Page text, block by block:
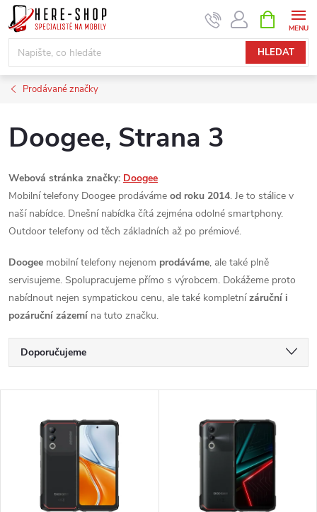
Přejít
na
obsah
HLEDAT
NÁKUPNÍ
KOŠÍK
Prodávané značky
Doogee, Strana 3
Webová stránka značky: Doogee
Mobilní telefony Doogee prodáváme od roku 2014. Je to stálice v
naší nabídce. Dnešní nabídka čítá zejména odolné smartphony.
Outdoor telefony od těch základních až po prémiové.
Doogee mobilní telefony nejenom prodáváme, ale také plně
servisujeme. Spolupracujeme přímo s výrobcem. Dokážeme proto
nabídnout nejen sympatickou cenu, ale také kompletnízáruční i
pozáruční zázemí na tuto značku.
Ř
a
Doporučujeme
Nejprodávanější
Abecedně